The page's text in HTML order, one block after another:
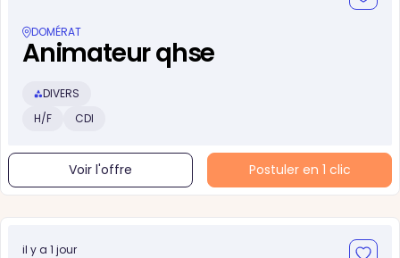
DOMÉRAT
Animateur qhse
DIVERS
H/F
CDI
Voir l'offre Postuler en 1 clic
il y a 1 jour